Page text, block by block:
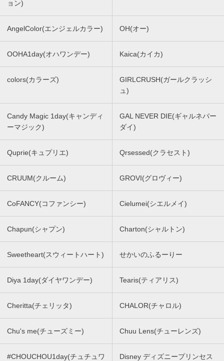
ョン)
AngelColor(エンジェルカラー) OH(オー)
OOHA1day(オハワンデー) Kaica(カイカ)
colors(カラーズ)
GIRLCRUSH(ガールクラッシ
ュ)
Candy Magic 1day(キャンディ
ーマジック)
GAL NEVER DIE(ギャルネバー
ダイ)
Quprie(キュプリエ) Qrsessed(クラセスト)
CRUUM(クルーム) GROVI(グロヴィー)
CoFANCY(コファンシー) Cielumei(シエルメイ)
Chapun(シャプン) Charton(シャルトン)
Sweetheart(スウィートハート) せかいのふるーりー
Diya 1day(ダイヤワンデー) Tearis(ティアリス)
Cheritta(チェリッタ) CHALOR(チャロル)
Chu's me(チューズミー) Chuu Lens(チューレンズ)
#CHOUCHOU1day(チュチュワ
Disney ディズニープリンセス